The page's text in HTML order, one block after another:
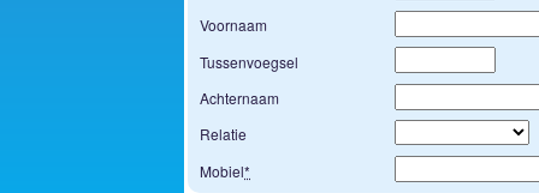
Voornaam
Tussenvoegsel
Achternaam
Relatie
Mobiel*